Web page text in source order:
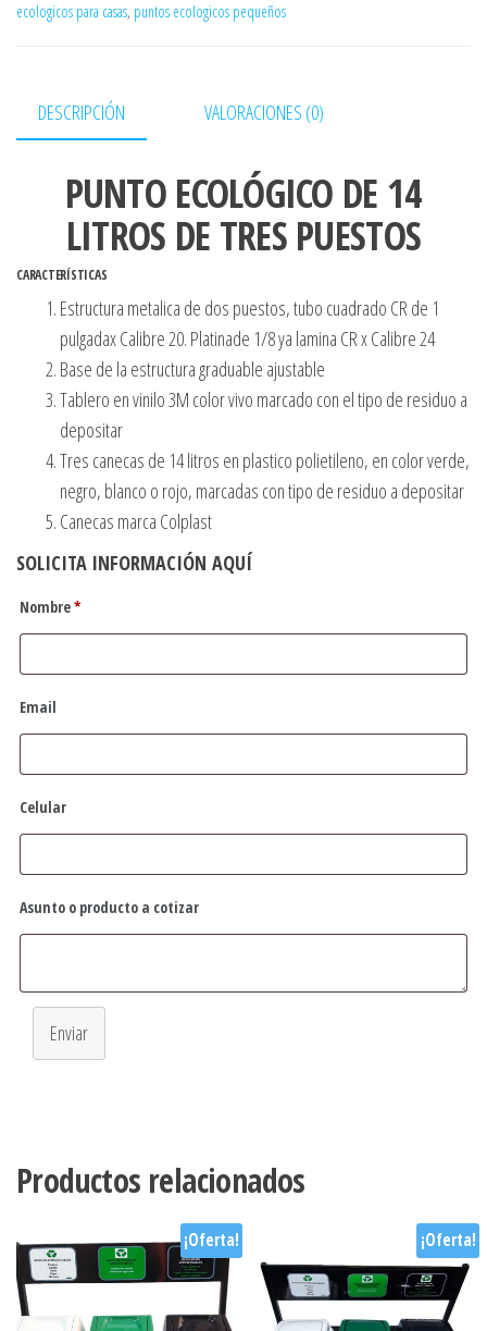
ecologicos para casas, puntos ecologicos pequeños
DESCRIPCIÓN VALORACIONES (0)
PUNTO ECOLÓGICO DE 14
LITROS DE TRES PUESTOS
CARACTERÍSTICAS
Estructura metalica de dos puestos, tubo cuadrado CR de 1
pulgadax Calibre 20. Platinade 1/8 ya lamina CR x Calibre 24
Base de la estructura graduable ajustable
Tablero en vinilo 3M color vivo marcado con el tipo de residuo a
depositar
Tres canecas de 14 litros en plastico polietileno, en color verde,
negro, blanco o rojo, marcadas con tipo de residuo a depositar
Canecas marca Colplast
SOLICITA INFORMACIÓN AQUÍ
Nombre*
Email
Celular
Asunto o producto a cotizar
Enviar
Productos relacionados
¡Oferta! ¡Oferta!